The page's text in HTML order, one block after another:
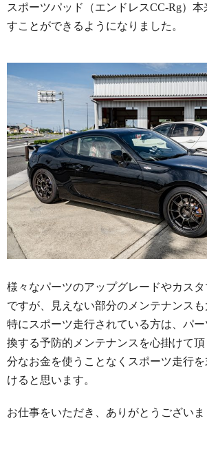
スポーツパッド（エンドレスCC-Rg）
すことができるようになりました。
様々なパーツのアップグレードやカス
ですが、見えない部分のメンテナンスも
特にスポーツ走行されている方は、パ
換する予防的メンテナンスを心掛けて
分なお金を使うことなくスポーツ走行
けると思います。
お仕事をいただき、ありがとうございま